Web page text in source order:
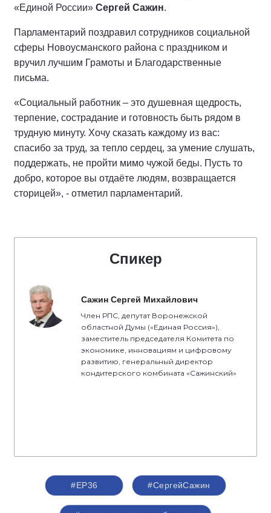
«Единой России» Сергей Сажин.
Парламентарий поздравил сотрудников социальной
сферы Новоусманского района с праздником и
вручил лучшим Грамоты и Благодарственные
письма.
«Социальный работник – это душевная щедрость,
терпение, сострадание и готовность быть рядом в
трудную минуту. Хочу сказать каждому из вас:
спасибо за труд, за тепло сердец, за умение слушать,
поддержать, не пройти мимо чужой беды. Пусть то
добро, которое вы отдаёте людям, возвращается
сторицей», - отметил парламентарий.
Спикер
Сажин Сергей Михайлович
Член РПС, депутат Воронежской
областной Думы («Единая Россия»),
заместитель председателя Комитета по
экономике, инновациям и цифровому
развитию, генеральный директор
кондитерского комбината «Сажинский»
#ЕР36 #СергейСажин